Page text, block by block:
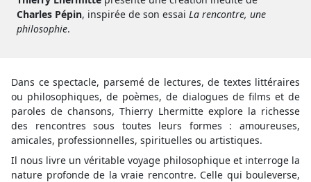
Charles Pépin, inspirée de son essai La rencontre, une
philosophie.
Dans ce spectacle, parsemé de lectures, de textes littéraires
ou philosophiques, de poèmes, de dialogues de films et de
paroles de chansons, Thierry Lhermitte explore la richesse
des rencontres sous toutes leurs formes : amoureuses,
amicales, professionnelles, spirituelles ou artistiques.
Il nous livre un véritable voyage philosophique et interroge la
nature profonde de la vraie rencontre. Celle qui bouleverse,